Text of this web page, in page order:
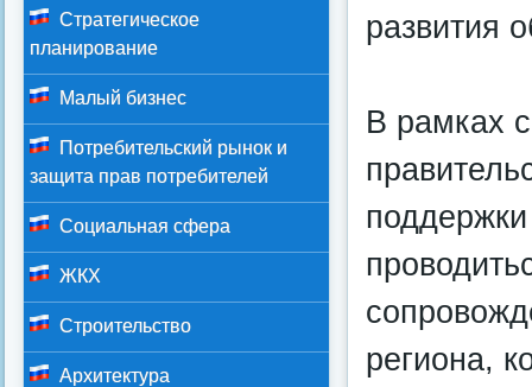
развития
В рамках
региона,
Стратегическое
планирование
Малый бизнес
Потребительский рынок и
защита прав потребителей
Социальная сфера
ЖКХ
Строительство
Архитектура